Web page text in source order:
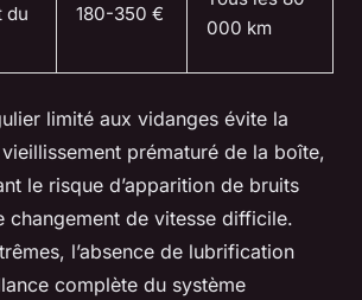
du
180-350 €
000 km
limité aux vidanges évite la
prématuré de la boîte,
le risque d’apparition de bruits
changement de vitesse difficile.
l’absence de lubrification
complète du système